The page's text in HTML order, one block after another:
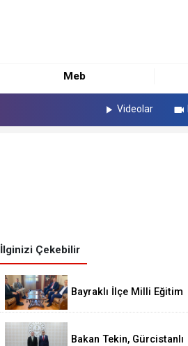
Meb
Videolar
İlginizi Çekebilir
Bayraklı İlçe Milli Eğitim
Bakan Tekin, Gürcistanlı